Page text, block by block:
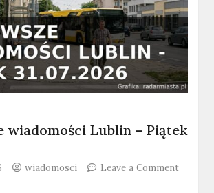
wiadomości Lublin – Piątek
wiadomosci
Leave a Comment